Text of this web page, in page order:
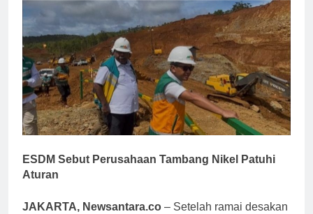
ESDM Sebut Perusahaan Tambang Nikel Patuhi
Aturan
JAKARTA, Newsantara.co – Setelah ramai desakan